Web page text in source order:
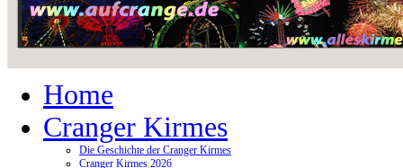
Home
Cranger Kirmes
Die Geschichte der Cranger Kirmes
Cranger Kirmes 2026